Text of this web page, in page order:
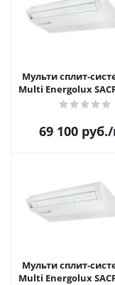
Мульти сплит-
Multi Energolux
69 100руб.
Мульти сплит-
Multi Energolux